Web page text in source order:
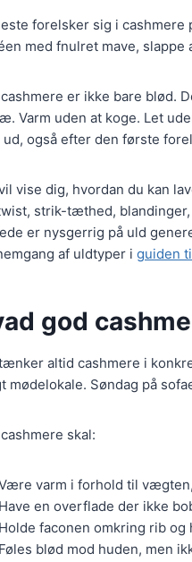
forelsker sig i cashmere
med fnulret mave,
er ikke bare blød.
Varm uden at koge. Let
også efter den første
vise dig, hvordan du kan
strik-tæthed,
er nysgerrig på uld
af uldtyper i guiden
god
altid cashmere i
mødelokale. Søndag på
skal:
varm i forhold til
Have en overflade der ikke
Holde faconen omkring rib
Føles blød mod huden, men